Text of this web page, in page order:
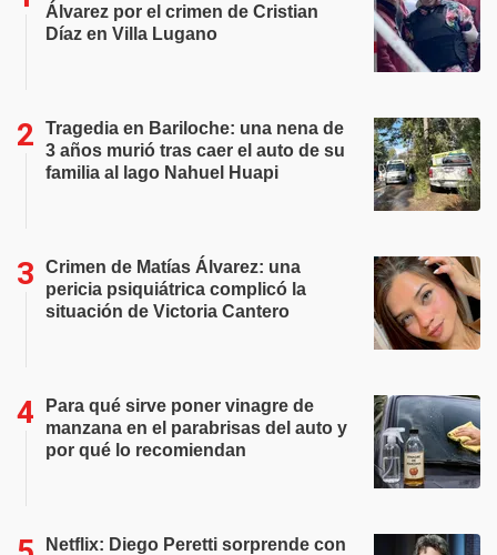
Álvarez por el crimen de Cristian
Díaz en Villa Lugano
Tragedia en Bariloche: una nena de
3 años murió tras caer el auto de su
familia al lago Nahuel Huapi
Crimen de Matías Álvarez: una
pericia psiquiátrica complicó la
situación de Victoria Cantero
Para qué sirve poner vinagre de
manzana en el parabrisas del auto y
por qué lo recomiendan
Netflix: Diego Peretti sorprende con